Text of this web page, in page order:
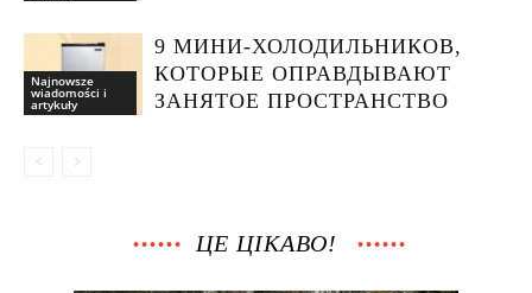
Najnowsze
wiadomości i
artykuły
9 МИНИ-ХОЛОДИЛЬНИКОВ,
КОТОРЫЕ ОПРАВДЫВАЮТ
ЗАНЯТОЕ ПРОСТРАНСТВО
ЦЕ ЦІКАВО!